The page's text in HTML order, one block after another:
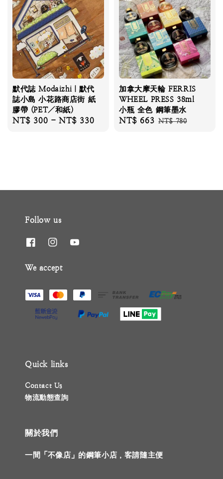
默代誌 Modaizhi｜默代
誌小島 小花路商店街 紙
膠帶 (PET／和紙)
Regular
NT$ 300 -NT$ 330
加拿大摩天輪 FERRIS
WHEEL PRESS 38ml
小瓶 全色 鋼筆墨水
Sale
NT$ 663 Regular
NT$ 780
Follow us
We accept
Quick links
Contact Us
物流動態查詢
關於我們
一間「不像店」的鋼筆小店，客請隨主便